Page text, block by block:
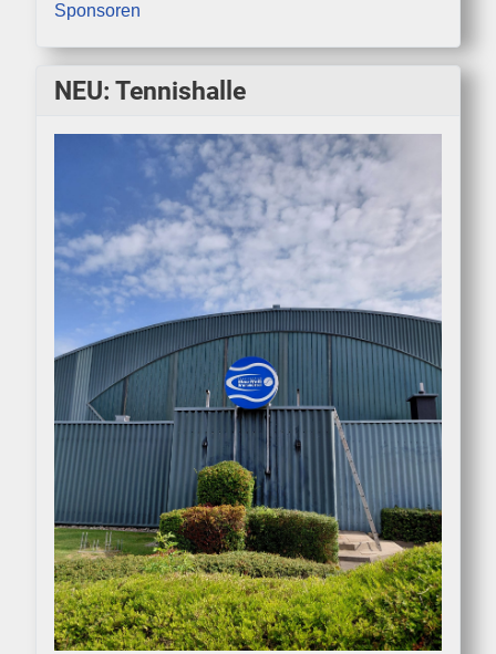
Sponsoren
NEU: Tennishalle